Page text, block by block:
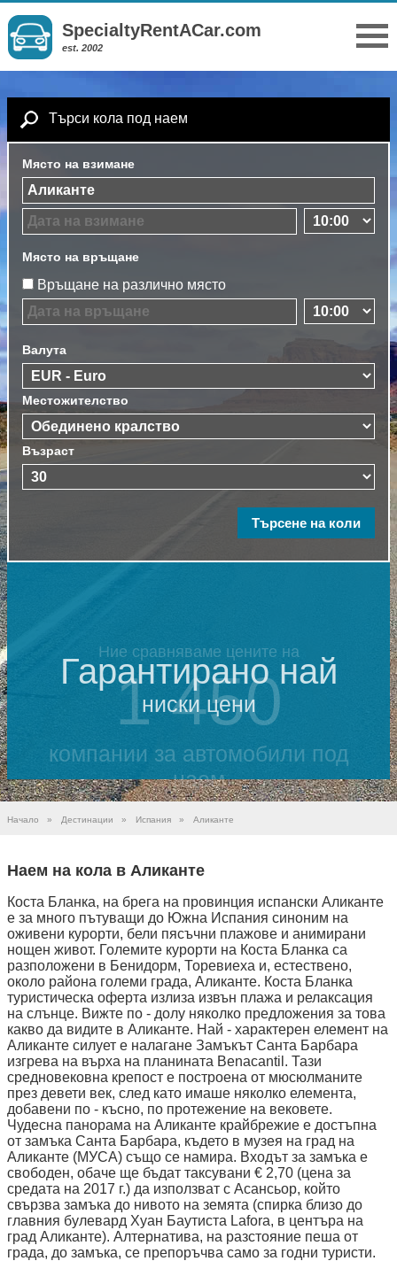
SpecialtyRentACar.com
est. 2002
Търси кола под наем
Място на взимане
Място на връщане
Връщане на различно място
Валута
Местожителство
Възраст
Гарантирано най
ниски цени
Начало » Дестинации » Испания » Аликанте
Наем на кола в Аликанте
Коста Бланка, на брега на провинция испански Аликанте
е за много пътуващи до Южна Испания синоним на
оживени курорти, бели пясъчни плажове и анимирани
нощен живот. Големите курорти на Коста Бланка са
разположени в Бенидорм, Торевиеха и, естествено,
около района големи града, Аликанте. Коста Бланка
туристическа оферта излиза извън плажа и релаксация
на слънце. Вижте по - долу няколко предложения за това
какво да видите в Аликанте. Най - характерен елемент на
Аликанте силует е налагане Замъкът Санта Барбара
изгрева на върха на планината Benacantil. Тази
средновековна крепост е построена от мюсюлманите
през девети век, след като имаше няколко елемента,
добавени по - късно, по протежение на вековете.
Чудесна панорама на Аликанте крайбрежие е достъпна
от замъка Санта Барбара, където в музея на град на
Аликанте (МУСА) също се намира. Входът за замъка е
свободен, обаче ще бъдат таксувани € 2,70 (цена за
средата на 2017 г.) да използват с Асансьор, който
свързва замъка до нивото на земята (спирка близо до
главния булевард Хуан Баутиста Lafora, в центъра на
град Аликанте). Алтернатива, на разстояние пеша от
града, до замъка, се препоръчва само за годни туристи.